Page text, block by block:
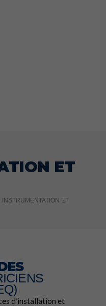
ET
INSTRUMENTATION ET
d’installation et